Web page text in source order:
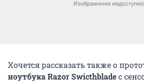
Хочется рассказать также о
ноутбукаRazor Swicthbladeс